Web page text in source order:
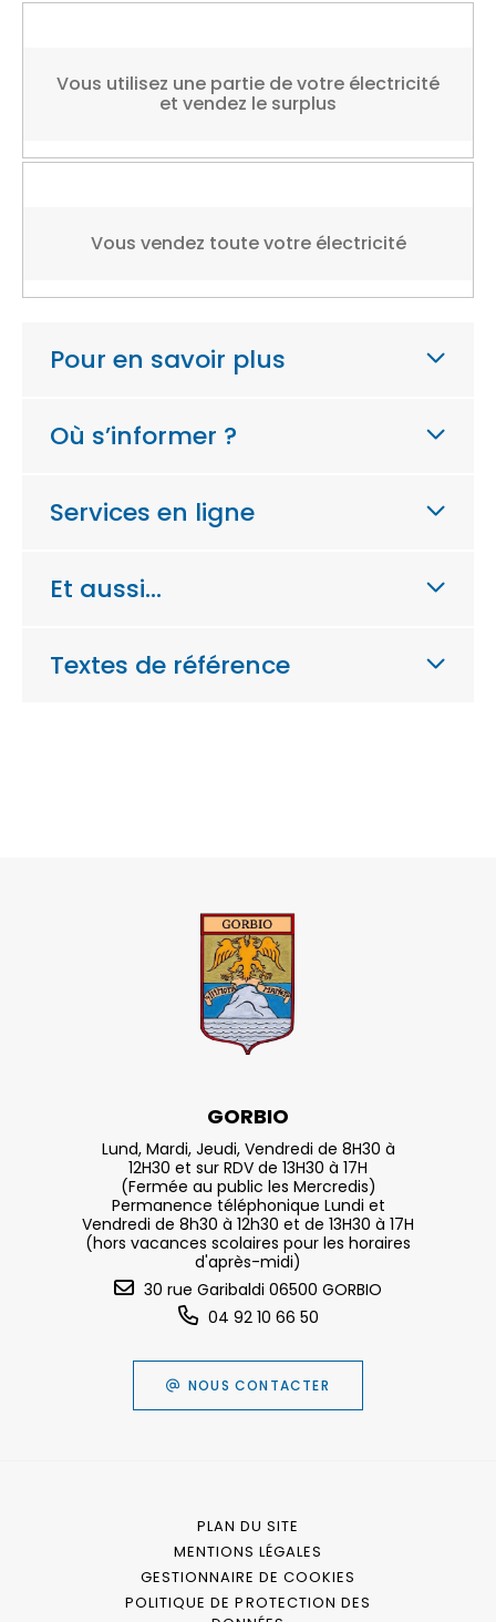
Vous utilisez une partie de votre électricité
et vendez le surplus
Vous vendez toute votre électricité
Pour en savoir plus
Où s’informer ?
Services en ligne
Et aussi…
Textes de référence
GORBIO
Lund, Mardi, Jeudi, Vendredi de 8H30 à
12H30 et sur RDV de 13H30 à 17H
(Fermée au public les Mercredis)
Permanence téléphonique Lundi et
Vendredi de 8h30 à 12h30 et de 13H30 à 17H
(hors vacances scolaires pour les horaires
d'après-midi)
30 rue Garibaldi 06500 GORBIO
04 92 10 66 50
NOUS CONTACTER
PLAN DU SITE
MENTIONS LÉGALES
GESTIONNAIRE DE COOKIES
POLITIQUE DE PROTECTION DES